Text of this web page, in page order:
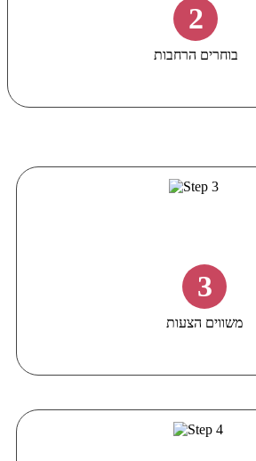
2
בוחרים הרחבות
3
משווים הצעות